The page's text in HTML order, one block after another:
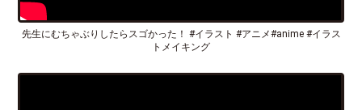
先生にむちゃぶりしたらスゴかった！ #イラスト #アニメ#anime #イラス
トメイキング